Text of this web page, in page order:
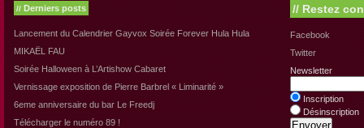
// Derniers posts
Lancement du Calendrier Gayvox Soirée Forever Hula Hula
MIKAËL FAU
Soirée Halloween à L’Artishow Cabaret
Vernissage exposition de Pierre Barbrel « Liminarité »
6eme anniversaire du bar Le Freedj
Télécharger le numéro 89 !
// Restez
Facebook
Twitter
Newsletter
Inscription
Désinscription